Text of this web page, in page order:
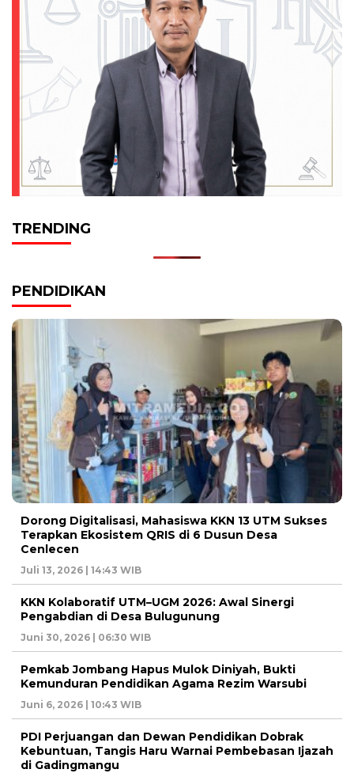
TRENDING
PENDIDIKAN
Dorong Digitalisasi, Mahasiswa KKN 13 UTM Sukses
Terapkan Ekosistem QRIS di 6 Dusun Desa
Cenlecen
Juli 13, 2026 | 14:43 WIB
KKN Kolaboratif UTM–UGM 2026: Awal Sinergi
Pengabdian di Desa Bulugunung
Juni 30, 2026 | 06:30 WIB
Pemkab Jombang Hapus Mulok Diniyah, Bukti
Kemunduran Pendidikan Agama Rezim Warsubi
Juni 6, 2026 | 10:43 WIB
PDI Perjuangan dan Dewan Pendidikan Dobrak
Kebuntuan, Tangis Haru Warnai Pembebasan Ijazah
di Gadingmangu